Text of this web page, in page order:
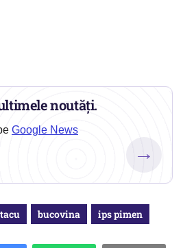
noutăți.
Google News
→
bucovina ips pimen